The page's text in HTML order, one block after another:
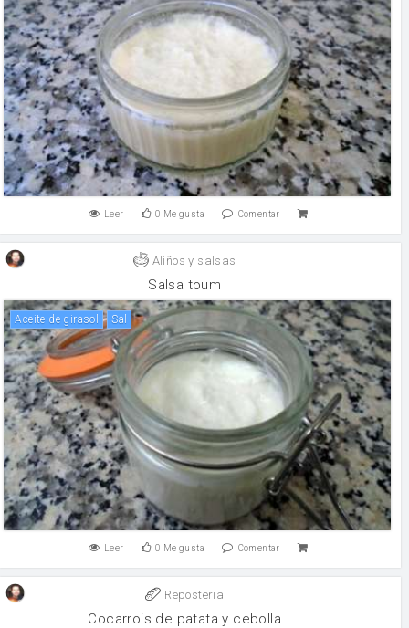
Leer 0 Me gusta Comentar
Aliños y salsas
Salsa toum
aceite de girasol sal
Leer 0 Me gusta Comentar
Reposteria
Cocarrois de patata y cebolla